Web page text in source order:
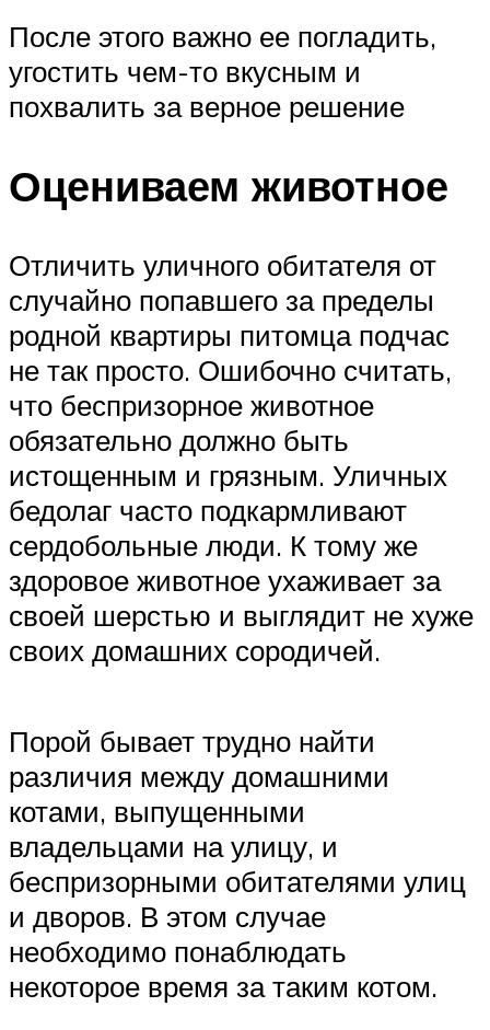
После этого важно ее погладить,
угостить чем-то вкусным и
похвалить за верное решение
Оцениваем животное
Отличить уличного обитателя от
случайно попавшего за пределы
родной квартиры питомца подчас
не так просто. Ошибочно считать,
что беспризорное животное
обязательно должно быть
истощенным и грязным. Уличных
бедолаг часто подкармливают
сердобольные люди. К тому же
здоровое животное ухаживает за
своей шерстью и выглядит не хуже
своих домашних сородичей.
Порой бывает трудно найти
различия между домашними
котами, выпущенными
владельцами на улицу, и
беспризорными обитателями улиц
и дворов. В этом случае
необходимо понаблюдать
некоторое время за таким котом.